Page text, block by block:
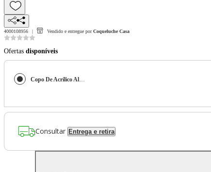
4000108956 Vendido e entregue por Coqueluche Casa
Ofertas disponíveis
Copo De Acrílico Alto Azul - Btc
Consultar Entrega e retira